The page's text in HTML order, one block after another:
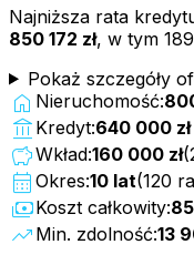
Najniższa rata
850 172 zł, w tym
Pokaż szczegóły
home Nieruchomość:
account_balance Kredyt:640 000 zł
savingsWkład:160 000 zł(
calendar_month Okres:10 lat(120
paymentsKoszt całkowity:
trending_up Min. zdolność:13